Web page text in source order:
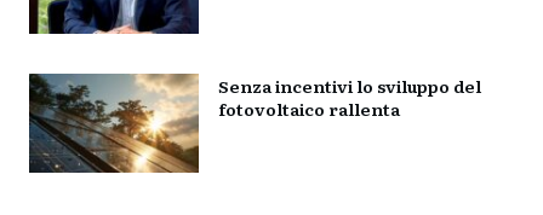
Senza incentivi lo sviluppo del
fotovoltaico rallenta